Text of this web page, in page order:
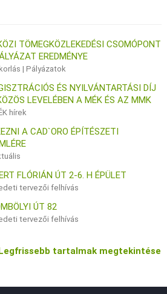
TÖMEGKÖZLEKEDÉSI CSOMÓPONT
EREDMÉNYE
|Pályázatok
ÉS NYILVÁNTARTÁSI DÍJ
LEVELÉBEN A MÉK ÉS AZ MMK
hírek
A CAD`ORO ÉPÍTÉSZETI
FLÓRIÁN ÚT 2-6. H ÉPÜLET
tervezői felhívás
ÚT 82
tervezői felhívás
tartalmak megtekintése